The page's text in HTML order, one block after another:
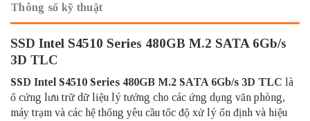
Thông số kỹ thuật
SSD Intel S4510 Series 480GB M.2 SATA 6Gb/s
3D TLC
SSD Intel S4510 Series 480GB M.2 SATA 6Gb/s 3D TLC là
ổ cứng lưu trữ dữ liệu lý tưởng cho các ứng dụng văn phòng,
máy trạm và các hệ thống yêu cầu tốc độ xử lý ổn định và hiệu